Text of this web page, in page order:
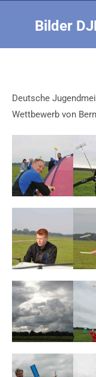
Bilder
Deutsche
Wettbewerb von